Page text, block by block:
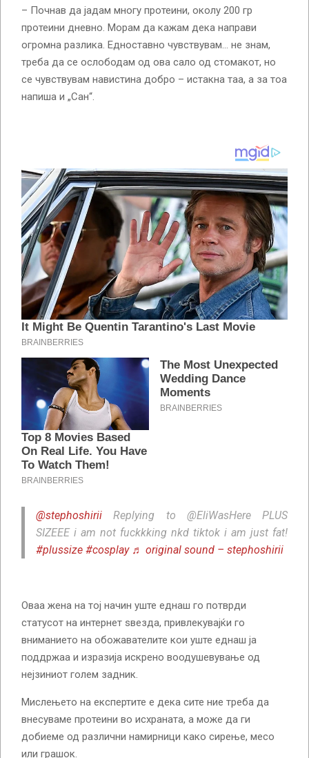
– Почнав да јадам многу протеини, околу 200 гр
протеини дневно. Морам да кажам дека направи
огромна разлика. Едноставно чувствувам… не знам,
треба да се ослободам од ова сало од стомакот, но
се чувствувам навистина добро – истакна таа, а за тоа
напиша и „Сан“.
@stephoshirii Replying to @EliWasHere PLUS
SIZEEE i am not fuckkking nkd tiktok i am just fat!
#plussize #cosplay ♬ original sound – stephoshirii
Оваа жена на тој начин уште еднаш го потврди
статусот на интернет ѕвезда, привлекувајќи го
вниманието на обожавателите кои уште еднаш ја
поддржаа и изразија искрено воодушевување од
нејзиниот голем задник.
Мислењето на експертите е дека сите ние треба да
внесуваме протеини во исхраната, а може да ги
добиеме од различни намирници како сирење, месо
или грашок.